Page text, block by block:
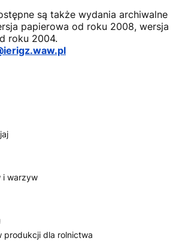
są także wydania archiwalne
papierowa od roku 2008, wersja
roku 2004.
i warzyw
produkcji dla rolnictwa